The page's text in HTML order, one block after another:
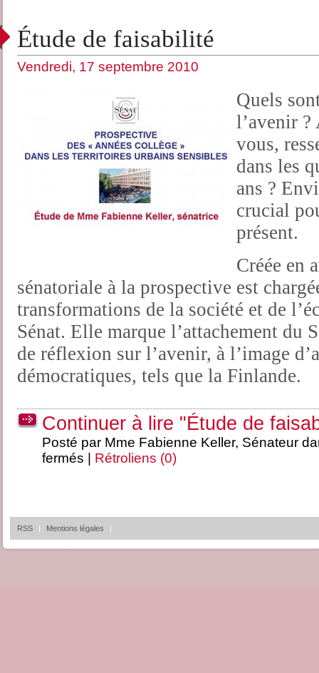
Étude de faisabilité
Vendredi, 17 septembre 2010
Quels
l’avenir ?
vous,
dans les
ans ?
crucial
présent.
Créée en
sénatoriale à la prospective est
transformations de la société et de
Sénat. Elle marque l’attachement du
de réflexion sur l’avenir, à l’image
démocratiques, tels que la Finlande.
Continuer à lire "Étude de
Posté par Mme Fabienne Keller, Sénateur
fermés
Rétroliens (0)
RSS | Mentions légales |